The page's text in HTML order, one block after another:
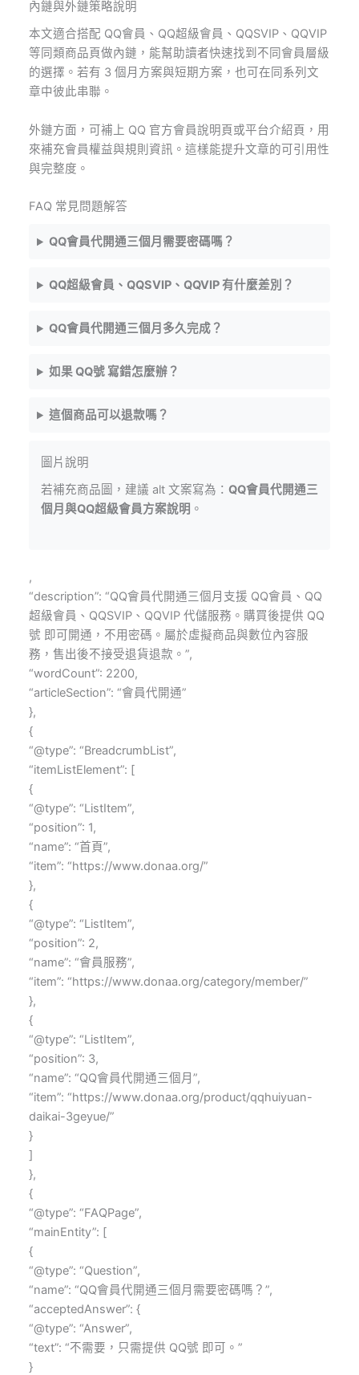
內鏈與外鏈策略說明
本文適合搭配 QQ會員、QQ超級會員、QQSVIP、QQVIP
等同類商品頁做內鏈，能幫助讀者快速找到不同會員層級
的選擇。若有 3 個月方案與短期方案，也可在同系列文
章中彼此串聯。
外鏈方面，可補上 QQ 官方會員說明頁或平台介紹頁，用
來補充會員權益與規則資訊。這樣能提升文章的可引用性
與完整度。
FAQ 常見問題解答
QQ會員代開通三個月需要密碼嗎？
QQ超級會員、QQSVIP、QQVIP 有什麼差別？
QQ會員代開通三個月多久完成？
如果 QQ號 寫錯怎麼辦？
這個商品可以退款嗎？
圖片說明
若補充商品圖，建議 alt 文案寫為： QQ會員代開通三
個月與QQ超級會員方案說明 。
,
“description”: “QQ會員代開通三個月支援 QQ會員、QQ
超級會員、QQSVIP、QQVIP 代儲服務。購買後提供 QQ
號 即可開通，不用密碼。屬於虛擬商品與數位內容服
務，售出後不接受退貨退款。”,
“wordCount”: 2200,
“articleSection”: “會員代開通”
},
{
“@type”: “BreadcrumbList”,
“itemListElement”: [
{
“@type”: “ListItem”,
“position”: 1,
“name”: “首頁”,
“item”: “https://www.donaa.org/”
},
{
“@type”: “ListItem”,
“position”: 2,
“name”: “會員服務”,
“item”: “https://www.donaa.org/category/member/”
},
{
“@type”: “ListItem”,
“position”: 3,
“name”: “QQ會員代開通三個月”,
“item”: “https://www.donaa.org/product/qqhuiyuan-
daikai-3geyue/”
}
]
},
{
“@type”: “FAQPage”,
“mainEntity”: [
{
“@type”: “Question”,
“name”: “QQ會員代開通三個月需要密碼嗎？”,
“acceptedAnswer”: {
“@type”: “Answer”,
“text”: “不需要，只需提供 QQ號 即可。”
}